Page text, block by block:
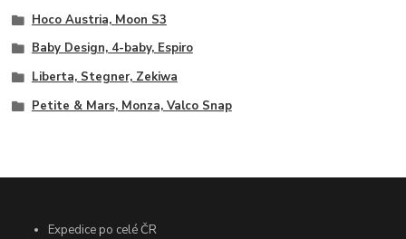
Hoco Austria, Moon S3
Baby Design, 4-baby, Espiro
Liberta, Stegner, Zekiwa
Petite & Mars, Monza, Valco Snap
Expedice po celé ČR